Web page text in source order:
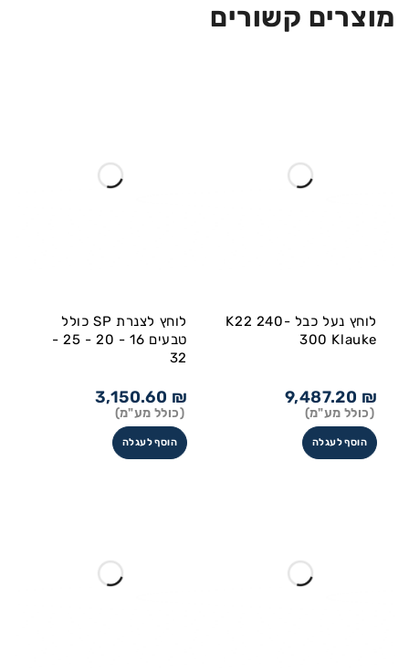
מוצרים קשורים
לוחץ נעל כבל K22 240-
300 Klauke
9,487.20 ₪
(כולל מע"מ)
הוסף לעגלה
לוחץ לצנרת SP כולל
טבעים 16 - 20 - 25 -
32
3,150.60 ₪
(כולל מע"מ)
הוסף לעגלה